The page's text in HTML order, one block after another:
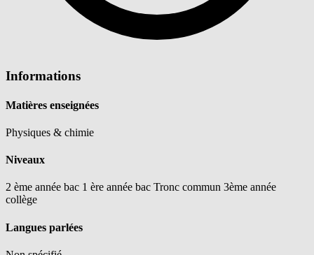
Informations
Matières enseignées
Physiques & chimie
Niveaux
2 ème année bac 1 ère année bac Tronc commun 3ème année
collège
Langues parlées